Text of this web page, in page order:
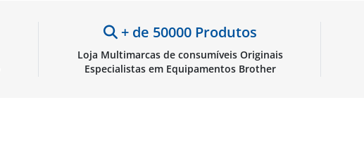
+ de 50000 Produtos
Loja Multimarcas de consumíveis Originais
Especialistas em Equipamentos Brother